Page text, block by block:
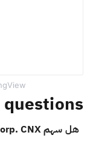
هل سهم CNX Resources Corp. CNX حلال للاستثمار؟